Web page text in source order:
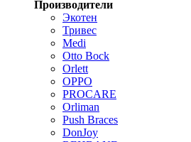
Производители
Экотен
Тривес
Medi
Otto Bock
Orlett
OPPO
PROCARE
Orliman
Push Braces
DonJoy